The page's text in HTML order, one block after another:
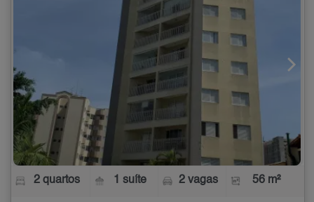
2 quartos 1 suíte 2 vagas 56 m²